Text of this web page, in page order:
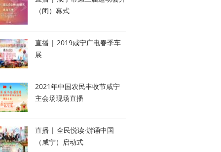
（闭）幕式
直播 | 2019咸宁广电春季车
展
2021年中国农民丰收节咸宁
主会场现场直播
直播 | 全民悦读·游诵中国
（咸宁）启动式